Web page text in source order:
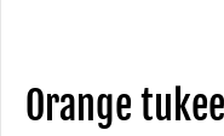
Orange